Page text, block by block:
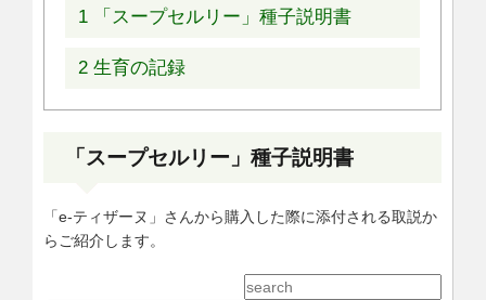
1 「スープセルリー」種子説明書
2 生育の記録
「スープセルリー」種子説明書
「e-ティザーヌ」さんから購入した際に添付される取説か
らご紹介します。